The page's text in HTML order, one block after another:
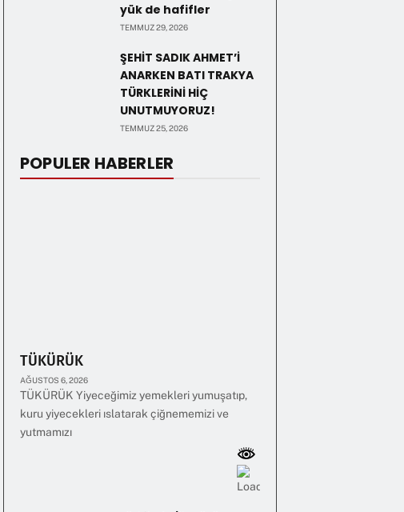
yük de hafifler
TEMMUZ 29, 2026
ŞEHİT SADIK AHMET’İ
ANARKEN BATI TRAKYA
TÜRKLERİNİ HİÇ
UNUTMUYORUZ!
TEMMUZ 25, 2026
POPULER HABERLER
TÜKÜRÜK
AĞUSTOS 6, 2026
TÜKÜRÜK Yiyeceğimiz yemekleri yumuşatıp,
kuru yiyecekleri ıslatarak çiğnememizi ve
yutmamızı